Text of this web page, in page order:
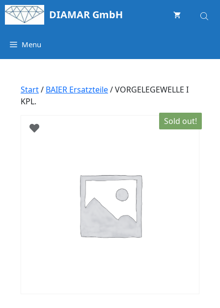
Springe
zum
DIAMAR GmbH
Menu
Start/ BAIER Ersatzteile/ VORGELEGEWELLE I
KPL.
Sold out!